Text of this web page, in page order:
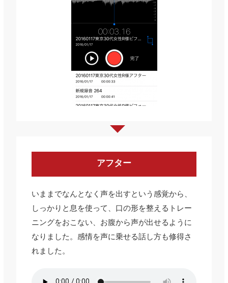
アフター
いままでなんとなく声を出すという感覚から、
しっかりと息を使って、口の形を整えるトレー
ニングをおこない、お腹から声が出せるように
なりました。感情を声に乗せる話し方も修得さ
れました。